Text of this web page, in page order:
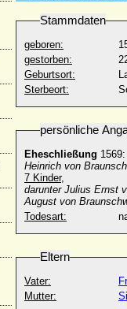
Stammdaten
geboren:
gestorben:
Geburtsort:
Sterbeort:
persönliche
Eheschließung
Heinrich von
7 Kinder,
darunter Julius Ernst
August von
Todesart:
Eltern
Vater:
Mutter: